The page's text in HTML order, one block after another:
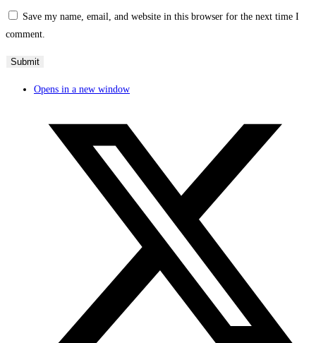
Save my name, email, and website in this browser for the next time I
comment.
Opens in a new window